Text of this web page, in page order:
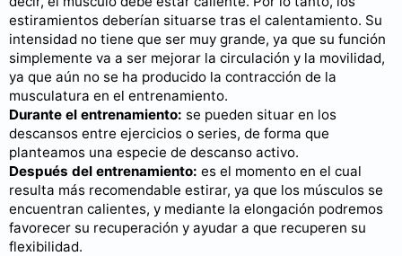
estiramientos deberían situarse tras el calentamiento. Su
intensidad no tiene que ser muy grande, ya que su función
simplemente va a ser mejorar la circulación y la movilidad,
ya que aún no se ha producido la contracción de la
musculatura en el entrenamiento.
Durante el entrenamiento: se pueden situar en los
descansos entre ejercicios o series, de forma que
planteamos una especie de descanso activo.
Después del entrenamiento: es el momento en el cual
resulta más recomendable estirar, ya que los músculos se
encuentran calientes, y mediante la elongación podremos
favorecer su recuperación y ayudar a que recuperen su
flexibilidad.